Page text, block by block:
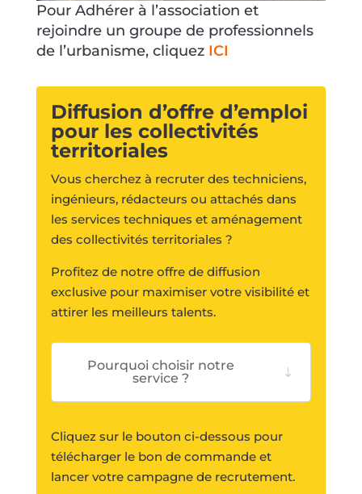
Pour Adhérer à l’association et
rejoindre un groupe de professionnels
de l’urbanisme, cliquezICI
Diffusion d’offre d’emploi
pour les collectivités
territoriales
Vous cherchez à recruter des techniciens,
ingénieurs, rédacteurs ou attachés dans
les services techniques et aménagement
des collectivités territoriales ?
Profitez de notre offre de diffusion
exclusive pour maximiser votre visibilité et
attirer les meilleurs talents.
Pourquoi choisir notre
service ?
Cliquez sur le bouton ci-dessous pour
télécharger le bon de commande et
lancer votre campagne de recrutement.